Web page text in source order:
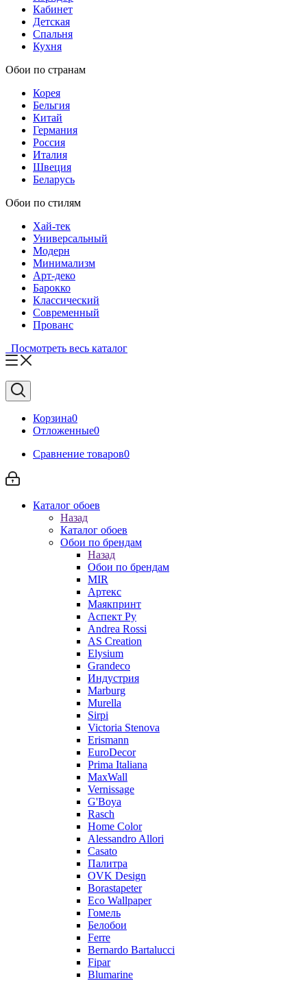
Кабинет
Детская
Спальня
Кухня
Обои по странам
Корея
Бельгия
Китай
Германия
Россия
Италия
Швеция
Беларусь
Обои по стилям
Хай-тек
Универсальный
Модерн
Минимализм
Арт-деко
Барокко
Классический
Современный
Прованс
Посмотреть весь каталог
Корзина0
Отложенные0
Сравнение товаров0
Каталог обоев
Назад
Каталог обоев
Обои по брендам
Назад
Обои по брендам
MIR
Артекс
Маякпринт
Аспект Ру
Andrea Rossi
AS Creation
Elysium
Grandeco
Индустрия
Marburg
Murella
Sirpi
Victoria Stenova
Erismann
EuroDecor
Prima Italiana
MaxWall
Vernissage
G'Boya
Rasch
Home Color
Alessandro Allori
Casato
Палитра
OVK Design
Borastapeter
Eco Wallpaper
Гомель
Белобои
Ferre
Bernardo Bartalucci
Fipar
Blumarine